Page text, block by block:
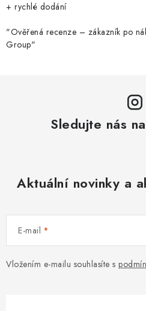
+ rychlé dodání
"Ověřená recenze – zákazník po
Group"
Sledujte nás
Aktuální novinky a
E-mail
Vložením e-mailu souhlasíte s